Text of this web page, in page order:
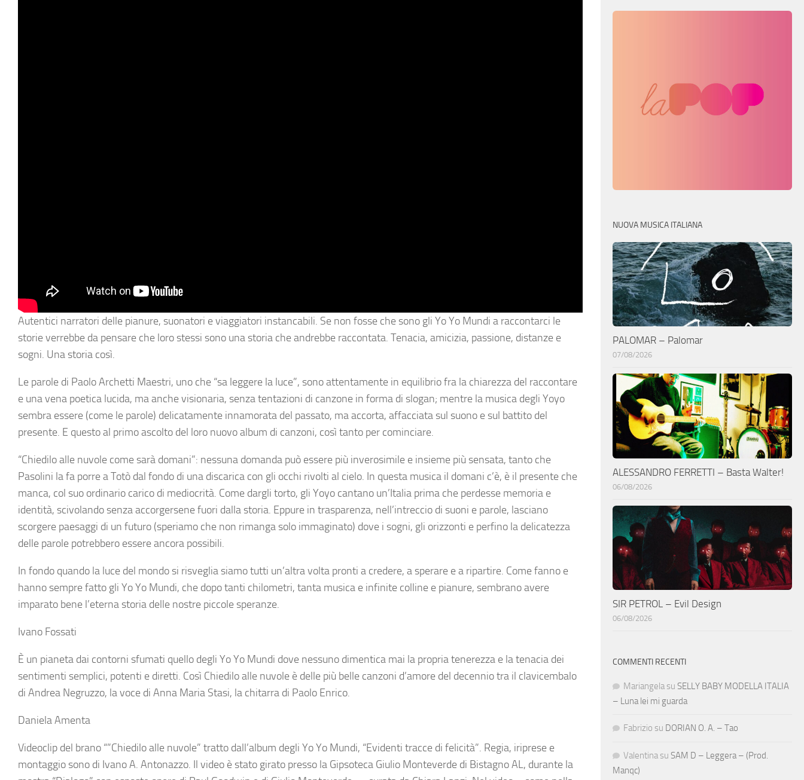
Autentici narratori delle pianure, suonatori e viaggiatori instancabili. Se non fosse che sono gli Yo Yo Mundi a raccontarci le
storie verrebbe da pensare che loro stessi sono una storia che andrebbe raccontata. Tenacia, amicizia, passione, distanze e
sogni. Una storia così.
Le parole di Paolo Archetti Maestri, uno che “sa leggere la luce”, sono attentamente in equilibrio fra la chiarezza del raccontare
e una vena poetica lucida, ma anche visionaria, senza tentazioni di canzone in forma di slogan; mentre la musica degli Yoyo
sembra essere (come le parole) delicatamente innamorata del passato, ma accorta, affacciata sul suono e sul battito del
presente. E questo al primo ascolto del loro nuovo album di canzoni, così tanto per cominciare.
“Chiedilo alle nuvole come sarà domani”: nessuna domanda può essere più inverosimile e insieme più sensata, tanto che
Pasolini la fa porre a Totò dal fondo di una discarica con gli occhi rivolti al cielo. In questa musica il domani c’è, è il presente che
manca, col suo ordinario carico di mediocrità. Come dargli torto, gli Yoyo cantano un’Italia prima che perdesse memoria e
identità, scivolando senza accorgersene fuori dalla storia. Eppure in trasparenza, nell’intreccio di suoni e parole, lasciano
scorgere paesaggi di un futuro (speriamo che non rimanga solo immaginato) dove i sogni, gli orizzonti e perfino la delicatezza
delle parole potrebbero essere ancora possibili.
In fondo quando la luce del mondo si risveglia siamo tutti un’altra volta pronti a credere, a sperare e a ripartire. Come fanno e
hanno sempre fatto gli Yo Yo Mundi, che dopo tanti chilometri, tanta musica e infinite colline e pianure, sembrano avere
imparato bene l’eterna storia delle nostre piccole speranze.
Ivano Fossati
È un pianeta dai contorni sfumati quello degli Yo Yo Mundi dove nessuno dimentica mai la propria tenerezza e la tenacia dei
sentimenti semplici, potenti e diretti. Così Chiedilo alle nuvole è delle più belle canzoni d’amore del decennio tra il clavicembalo
di Andrea Negruzzo, la voce di Anna Maria Stasi, la chitarra di Paolo Enrico.
Daniela Amenta
Videoclip del brano “”Chiedilo alle nuvole” tratto dall’album degli Yo Yo Mundi, “Evidenti tracce di felicità”. Regia, iriprese e
montaggio sono di Ivano A. Antonazzo. Il video è stato girato presso la Gipsoteca Giulio Monteverde di Bistagno AL, durante la
NUOVA MUSICA ITALIANA
PALOMAR – Palomar
07/08/2026
ALESSANDRO FERRETTI – Basta Walter!
06/08/2026
SIR PETROL – Evil Design
06/08/2026
COMMENTI RECENTI
Mariangela su SELLY BABY MODELLA ITALIA
– Luna lei mi guarda
Fabrizio su DORIAN O. A. – Tao
Valentina su SAM D – Leggera – (Prod.
Manqc)